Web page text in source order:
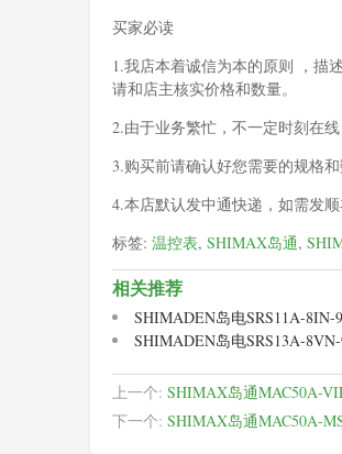
买家必读
1.我店本着诚信为本的原则 ，描
请和店主核实价格和数量。
2.由于业务繁忙，不一定时刻在
3.购买前请确认好您需要的规格和
4.本店默认发中通快递，如需发顺
标签: 温控表, SHIMAX岛通,
相关推荐
SHIMADEN岛电SRS11A-8IN-
SHIMADEN岛电SRS13A-
上一个: SHIMAX岛通MAC50A-
下一个: SHIMAX岛通MAC50A-